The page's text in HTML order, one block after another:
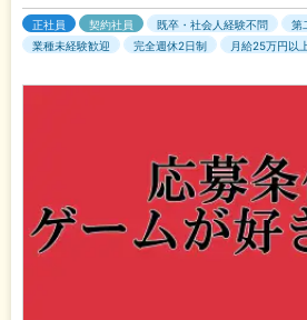
正社員 契約社員 既卒・社会人経験不問 第
業種未経験歓迎
完全週休2日制 月給25万円以